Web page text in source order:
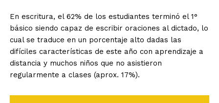
En escritura, el 62% de los estudiantes terminó el 1°
básico siendo capaz de escribir oraciones al dictado, lo
cual se traduce en un porcentaje alto dadas las
difíciles características de este año con aprendizaje a
distancia y muchos niños que no asistieron
regularmente a clases (aprox. 17%).